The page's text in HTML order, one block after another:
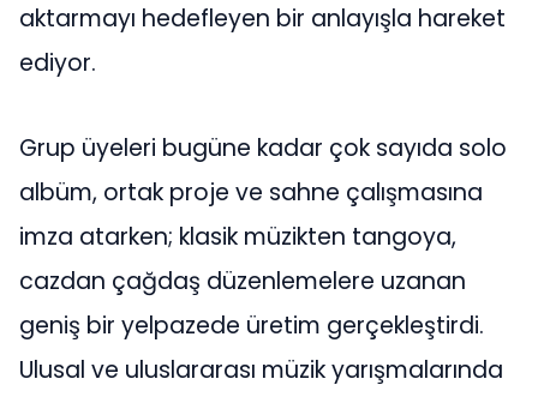
aktarmayı hedefleyen bir anlayışla hareket
ediyor.
Grup üyeleri bugüne kadar çok sayıda solo
albüm, ortak proje ve sahne çalışmasına
imza atarken; klasik müzikten tangoya,
cazdan çağdaş düzenlemelere uzanan
geniş bir yelpazede üretim gerçekleştirdi.
Ulusal ve uluslararası müzik yarışmalarında